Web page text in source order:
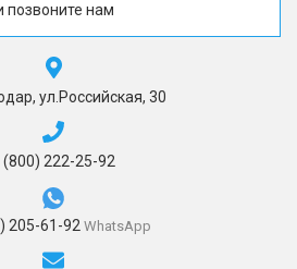
позвоните нам
ул.Российская, 30
(800) 222-25-92
205-61-92 WhatsApp